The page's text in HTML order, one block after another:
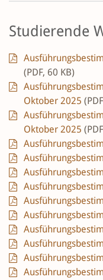
Studierende
(PDF, 60 KB)
Oktober 2025
Oktober 2025